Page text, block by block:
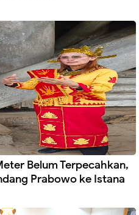
Belum Terpecahkan,
Prabowo ke Istana